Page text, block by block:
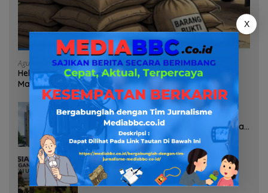
Agustus 7, 2026
Heboh Tumpukan Karung Diduga Pasir Timah di Pos AL
Manggar, Danlanal Babel: Masih Kami Dalami
Agustus 7, 2026
Pelayanan Kinerja Dan Transparansi
Sanksi P2TL PLN Dipertanyakan, Upaya
Konfirmasi GM PLN UID S2JB Terkesan
Tutup Mata
Agustus 7, 2026
Selamatkan Lahan Pertanian Brebes
dari Banjir, Kemendagri Dorong
X